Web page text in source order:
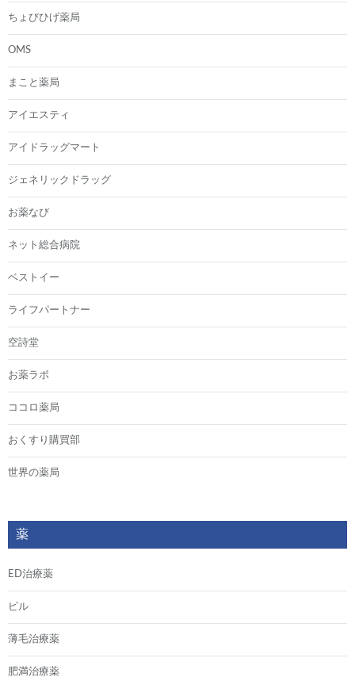
ちょびひげ薬局
OMS
まこと薬局
アイエスティ
アイドラッグマート
ジェネリックドラッグ
お薬なび
ネット総合病院
ベストイー
ライフパートナー
空詩堂
お薬ラボ
ココロ薬局
おくすり購買部
世界の薬局
薬
ED治療薬
ピル
薄毛治療薬
肥満治療薬